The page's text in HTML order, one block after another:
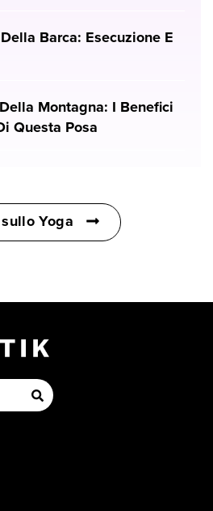
Barca: Esecuzione E
Montagna: I Benefici
Questa Posa
Yoga